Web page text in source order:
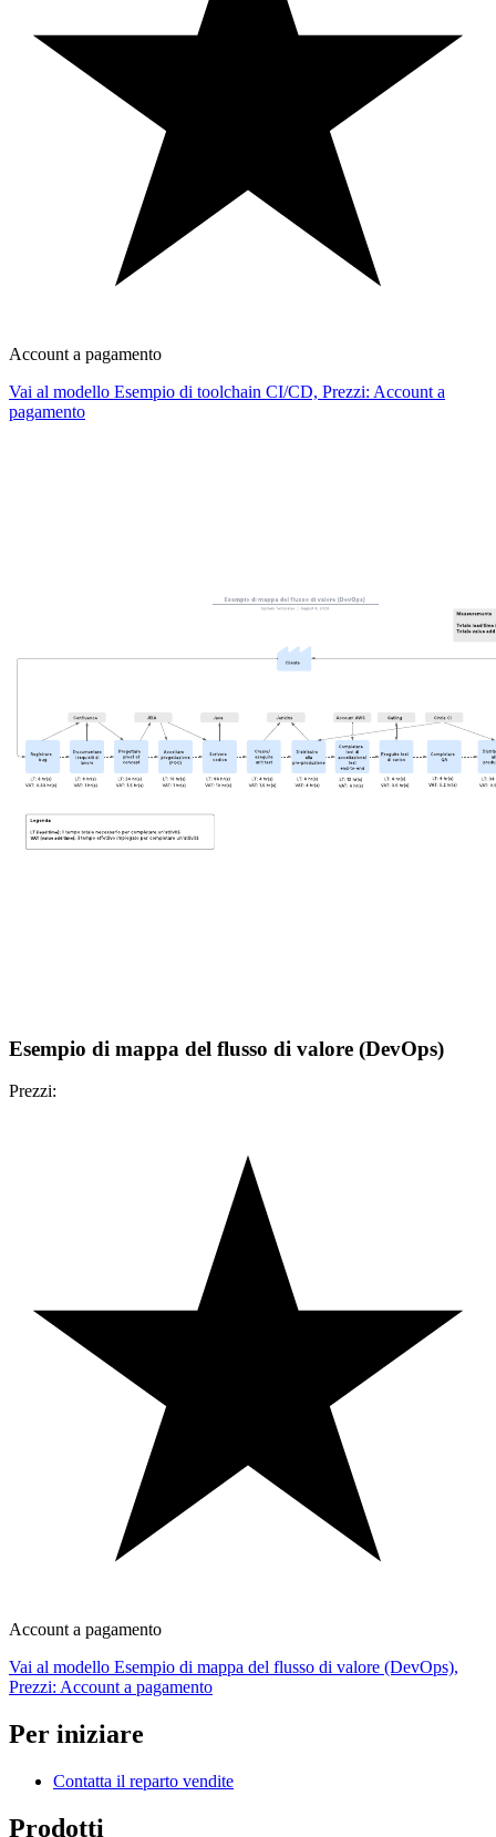
Account a pagamento
Vai al modello Esempio di toolchain CI/CD, Prezzi: Account a
pagamento
Esempio di mappa del flusso di valore (DevOps)
Prezzi:
Account a pagamento
Vai al modello Esempio di mappa del flusso di valore (DevOps),
Prezzi: Account a pagamento
Per iniziare
Contatta il reparto vendite
Prodotti